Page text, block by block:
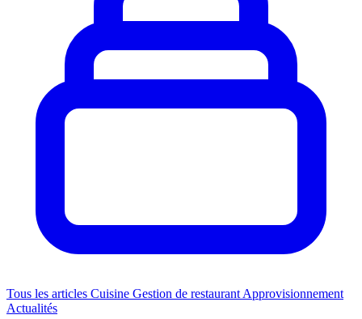
Tous les articles Cuisine Gestion de restaurant Approvisionnement
Actualités